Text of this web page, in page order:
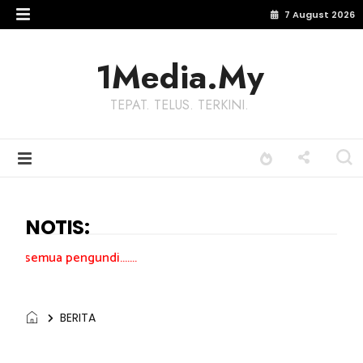
7 August 2026
1Media.My
TEPAT. TELUS. TERKINI.
NOTIS:
BERITA